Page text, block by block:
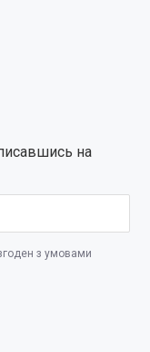
на
з умовами